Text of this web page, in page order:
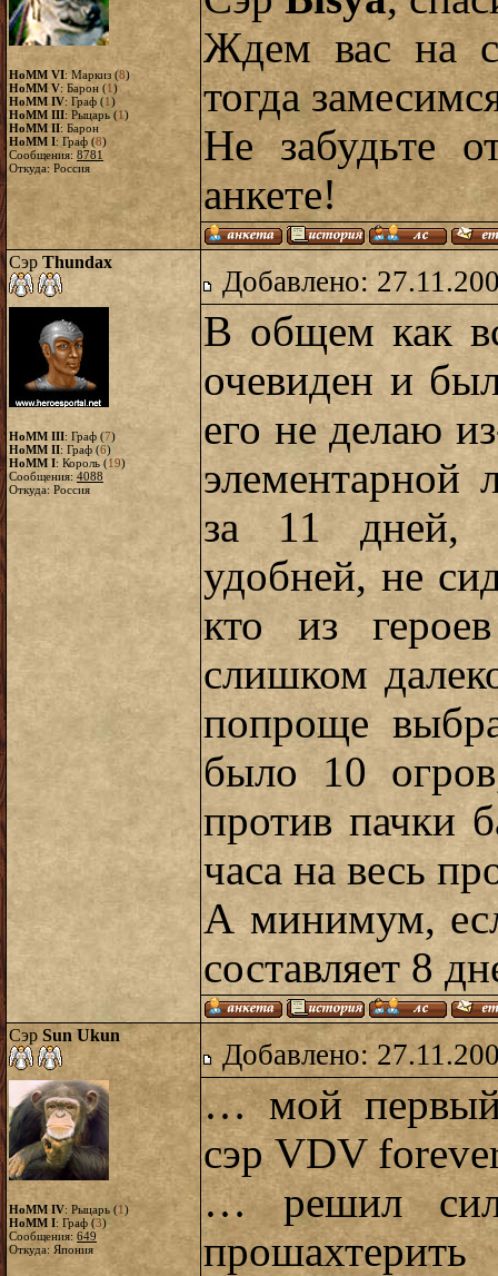
HoMM VI: Маркиз (8)
HoMM V: Барон (1)
HoMM IV: Граф (1)
HoMM III: Рыцарь (1)
HoMM II: Барон
HoMM I: Граф (8)
Сообщения: 8781
Откуда: Россия
Ждем вас на
тогда
Не забудьте
анкете!
Сэр Thundax
HoMM III: Граф (7)
HoMM II: Граф (6)
HoMM I: Король (19)
Сообщения: 4088
Откуда: Россия
Добавлено:
В общем как
очевиден и
его не делаю
за 11 дней,
удобней, не
кто из
слишком
попроще
было 10
против пачки
часа на весь
А минимум,
составляет 8
Сэр Sun Ukun
HoMM IV: Рыцарь (1)
HoMM I: Граф (3)
Сообщения: 649
Откуда: Япония
Добавлено:
… мой первый
сэр VDV
… решил
прошахтерить